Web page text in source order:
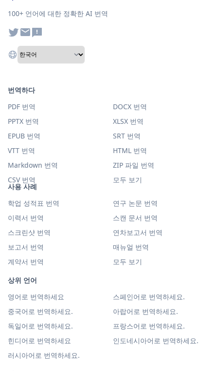
100+ 언어에 대한 정확한 AI 번역
사용 사례
학업 성적표 번역
연구 논문 번역
이력서 번역
스캔 문서 번역
스크린샷 번역
연차보고서 번역
보고서 번역
매뉴얼 번역
계약서 번역
모두 보기
상위 언어
영어로 번역하세요
스페인어로 번역하세요.
중국어로 번역하세요.
아랍어로 번역하세요.
독일어로 번역하세요.
프랑스어로 번역하세요.
힌디어로 번역하세요
인도네시아어로 번역하세요.
러시아어로 번역하세요.
번역하다
PDF 번역
DOCX 번역
PPTX 번역
XLSX 번역
EPUB 번역
SRT 번역
VTT 번역
HTML 번역
Markdown 번역
ZIP 파일 번역
CSV 번역
모두 보기